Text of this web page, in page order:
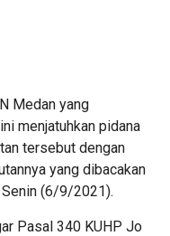
Medan yang
menjatuhkan pidana
tersebut dengan
yang dibacakan
(6/9/2021).
Pasal 340 KUHP Jo